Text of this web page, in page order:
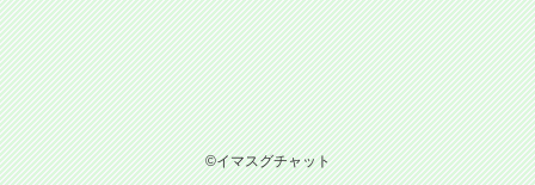
©イマスグチャット